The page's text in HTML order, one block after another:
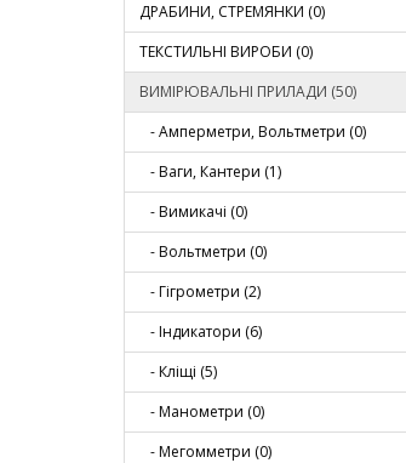
ДРАБИНИ, СТРЕМЯНКИ (0)
ТЕКСТИЛЬНІ ВИРОБИ (0)
ВИМІРЮВАЛЬНІ ПРИЛАДИ (50)
- Амперметри, Вольтметри (0)
- Ваги, Кантери (1)
- Вимикачі (0)
- Вольтметри (0)
- Гігрометри (2)
- Індикатори (6)
- Кліщі (5)
- Манометри (0)
- Мегомметри (0)